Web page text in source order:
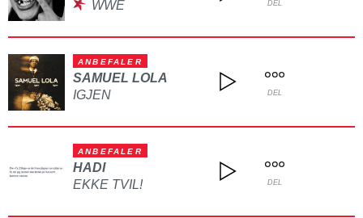
WWE
DEL
ANBEFALER
SAMUEL LOLA
IGJEN
DEL
ANBEFALER
HADI
EKKE TVIL!
DEL